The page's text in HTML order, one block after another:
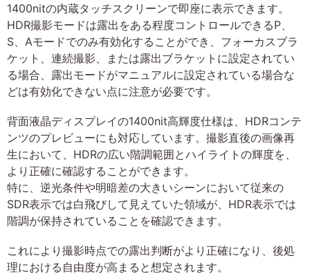
1400nitの内蔵タッチスクリーンで即座に表示できます。
HDR撮影モードは露出をある程度コントロールできるP、
S、Aモードでのみ有効化することができ、フォーカスブラ
ケット、連続撮影、または露出ブラケットに設定されてい
る場合、露出モードがマニュアルに設定されている場合な
どは有効化できない点に注意が必要です。
背面液晶ディスプレイの1400nit高輝度仕様は、HDRコンテ
ンツのプレビューにも対応しています。撮影直後の画像再
生において、HDRの広い階調範囲とハイライトの輝度を、
より正確に確認することができます。
特に、逆光条件や明暗差の大きいシーンにおいて従来の
SDR表示では白飛びして見えていた領域が、HDR表示では
階調が保持されていることを確認できます。
これにより撮影時点での露出判断がより正確になり、後処
理における自由度が高まると想定されます。